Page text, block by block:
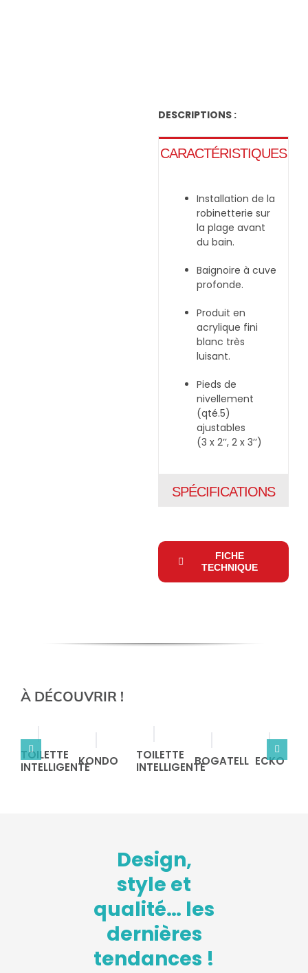
DESCRIPTIONS :
CARACTÉRISTIQUES
Installation de la
robinetterie sur
la plage avant
du bain.
Baignoire à cuve
profonde.
Produit en
acrylique fini
blanc très
luisant.
Pieds de
nivellement
(qté.5)
ajustables
(3 x 2’’, 2 x 3’’)
SPÉCIFICATIONS
FICHE
TECHNIQUE
À DÉCOUVRIR !
TOILETTE
INTELLIGENTEKONDO
TOILETTE
INTELLIGENTEBOGATELL ECKO
Design,
style et
qualité… les
dernières
tendances !